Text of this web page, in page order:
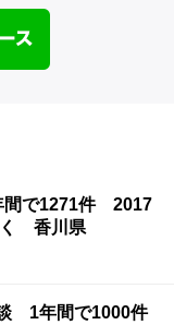
間で1271件 2017
く 香川県
1年間で1000件